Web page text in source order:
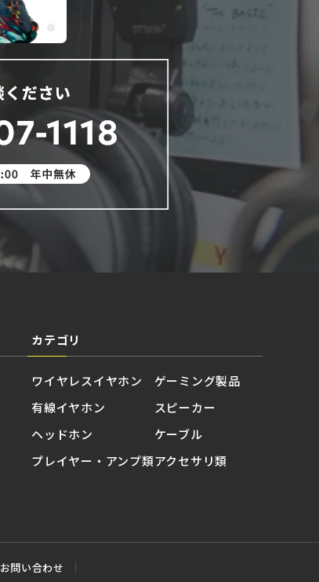
カテゴリ
ワイヤレスイヤホン
有線イヤホン
ヘッドホン
プレイヤー・アンプ類
ゲーミング製品
スピーカー
ケーブル
アクセサリ類
お問い合わせ